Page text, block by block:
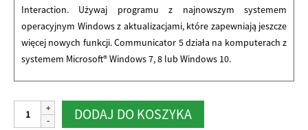
Interaction. Używaj programu z najnowszym systemem
operacyjnym Windows z aktualizacjami, które zapewniają jeszcze
więcej nowych funkcji. Communicator 5 działa na komputerach z
systemem Microsoft® Windows 7, 8 lub Windows 10.
ilość
Communicator
DODAJ DO KOSZYKA